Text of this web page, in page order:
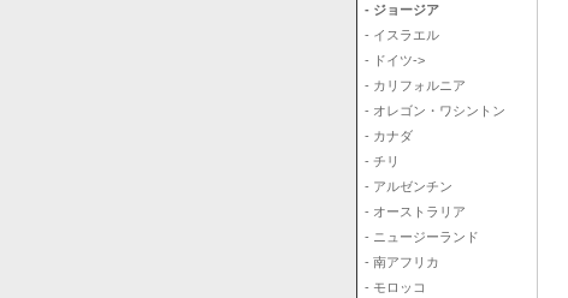
- ジョージア
- イスラエル
- ドイツ->
- カリフォルニア
- オレゴン・ワシントン
- カナダ
- チリ
- アルゼンチン
- オーストラリア
- ニュージーランド
- 南アフリカ
- モロッコ